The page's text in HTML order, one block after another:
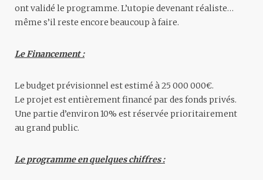
ont validé le programme. L’utopie devenant réaliste…
même s’il reste encore beaucoup à faire.
Le Financement :
Le budget prévisionnel est estimé à 25 000 000€.
Le projet est entièrement financé par des fonds privés.
Une partie d’environ 10% est réservée prioritairement
au grand public.
Le programme en quelques chiffres :